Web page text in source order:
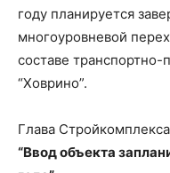
году планируется
многоуровневой
составе
“Ховрино”.
Глава
“Ввод объекта